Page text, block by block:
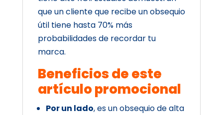
que un cliente que recibe un obsequio
útil tiene hasta 70% más
probabilidades de recordar tu
marca.
Beneficios de este
artículo promocional
Por un lado, es un obsequio de alta